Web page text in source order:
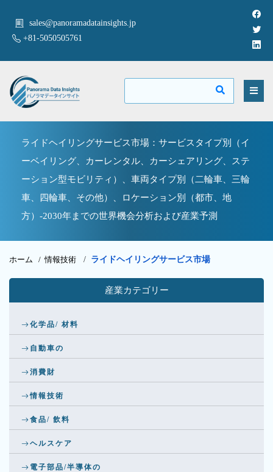
sales@panoramadatainsights.jp
+81-5050505761
ライドヘイリングサービス市場：サービスタイプ別（イ
ーベイリング、カーレンタル、カーシェアリング、ステ
ーション型モビリティ）、車両タイプ別（二輪車、三輪
車、四輪車、その他）、ロケーション別（都市、地
方）-2030年までの世界機会分析および産業予測
ホーム /情報技術 / ライドヘイリングサービス市場
産業カテゴリー
化学品/ 材料
自動車の
消費財
情報技術
食品/ 飲料
ヘルスケア
電子部品/半導体の